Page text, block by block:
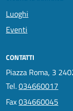
Luoghi
Eventi
CONTATTI
Piazza Roma, 3
Tel.034660017
Fax034660045